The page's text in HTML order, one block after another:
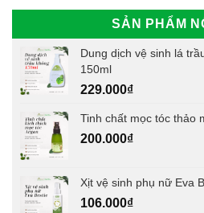
SẢN PHẨM
Dung dịch vệ sinh lá
150ml
229.000₫
Tinh chất mọc tóc thảo
200.000₫
Xịt vệ sinh phụ nữ Eva
106.000₫